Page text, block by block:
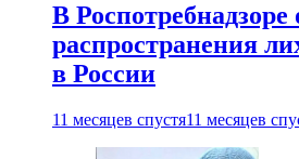
В
распространения
в России
11 месяцев спустя11 месяцев